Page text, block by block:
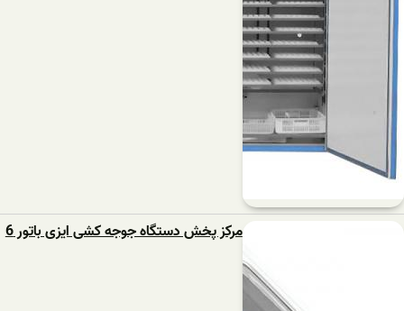
مرکز پخش دستگاه جوجه کشی ایزی باتور 6